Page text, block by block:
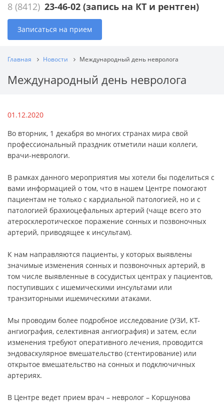
8 (8412) 23-46-02 (запись на КТ и рентген)
Записаться на прием
Главная Новости Международный день невролога
Международный день невролога
01.12.2020
Во вторник, 1 декабря во многих странах мира свой
профессиональный праздник отметили наши коллеги,
врачи-неврологи.
В рамках данного мероприятия мы хотели бы поделиться с
вами информацией о том, что в нашем Центре помогают
пациентам не только с кардиальной патологией, но и с
патологией брахиоцефальных артерий (чаще всего это
атеросклеротическое поражение сонных и позвоночных
артерий, приводящее к инсультам).
К нам направляются пациенты, у которых выявлены
значимые изменения сонных и позвоночных артерий, в
том числе выявленные в сосудистых центрах у пациентов,
поступивших с ишемическими инсультами или
транзиторными ишемическими атаками.
Мы проводим более подробное исследование (УЗИ, КТ-
ангиография, селективная ангиография) и затем, если
изменения требуют оперативного лечения, проводится
эндоваскулярное вмешательство (стентирование) или
открытое вмешательство на сонных и подключичных
артериях.
В Центре ведет прием врач – невролог – Коршунова